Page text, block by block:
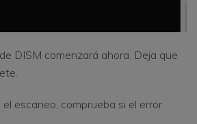
DISM comenzará ahora. Deja que
escaneo, comprueba si el error